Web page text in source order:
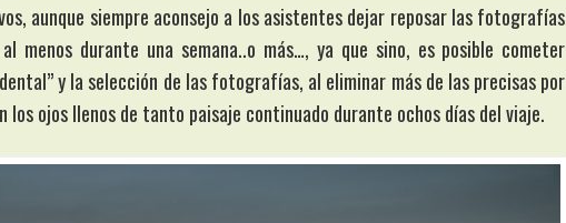
aunque siempre aconsejo a los asistentes dejar reposar las fotografías
menos durante una semana..o más…, ya que sino, es posible cometer
y la selección de las fotografías, al eliminar más de las precisas por
los ojos llenos de tanto paisaje continuado durante ochos días del viaje.